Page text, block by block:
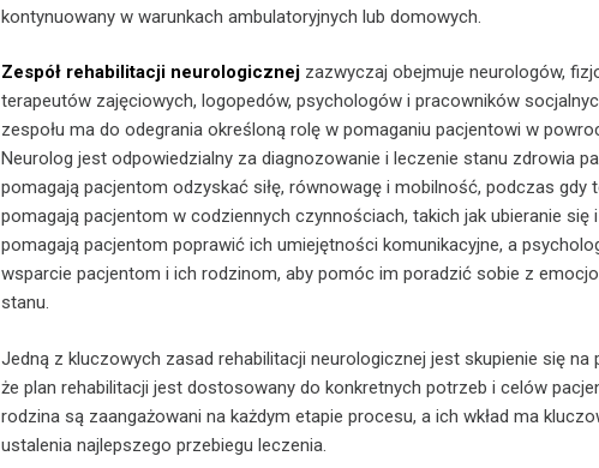
kontynuowany w warunkach ambulatoryjnych lub domowych.
Zespół rehabilitacji neurologicznej zazwyczaj obejmuje neurologów,
terapeutów zajęciowych, logopedów, psychologów i pracowników
zespołu ma do odegrania określoną rolę w pomaganiu pacjentowi w
Neurolog jest odpowiedzialny za diagnozowanie i leczenie stanu zdrowia
pomagają pacjentom odzyskać siłę, równowagę i mobilność, podczas gdy
pomagają pacjentom w codziennych czynnościach, takich jak ubieranie się
pomagają pacjentom poprawić ich umiejętności komunikacyjne, a
wsparcie pacjentom i ich rodzinom, aby pomóc im poradzić sobie z
stanu.
Jedną z kluczowych zasad rehabilitacji neurologicznej jest skupienie się na
że plan rehabilitacji jest dostosowany do konkretnych potrzeb i celów
rodzina są zaangażowani na każdym etapie procesu, a ich wkład ma
ustalenia najlepszego przebiegu leczenia.